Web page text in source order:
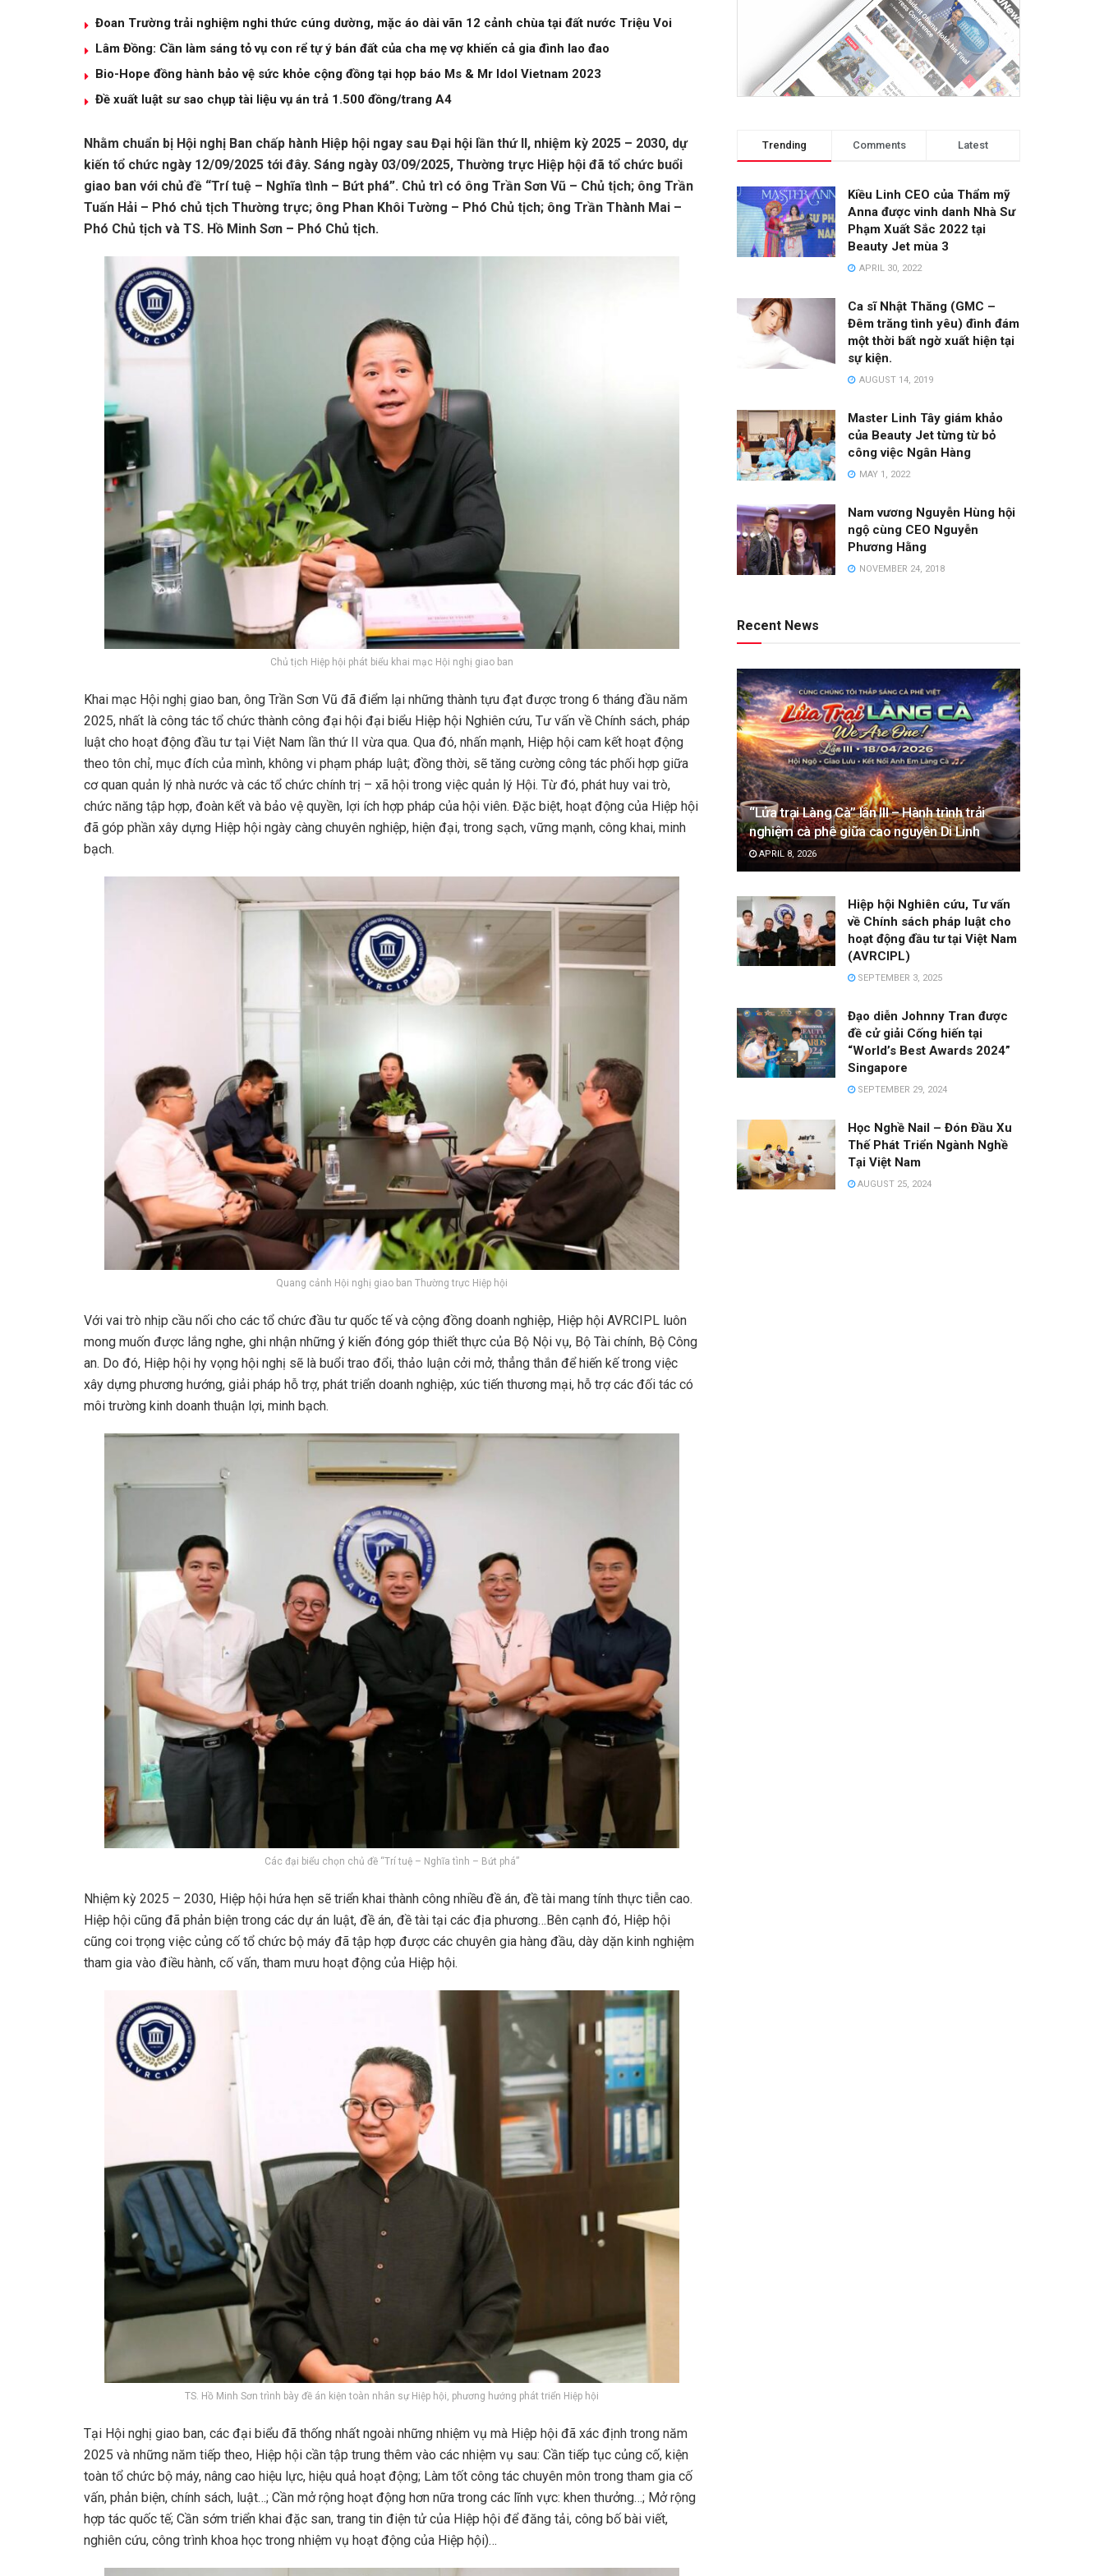
Đoan Trường trải nghiệm nghi thức cúng dường, mặc áo dài vãn 12 cảnh chùa tại đất nước Triệu Voi
Lâm Đồng: Cần làm sáng tỏ vụ con rể tự ý bán đất của cha mẹ vợ khiến cả gia đình lao đao
Bio-Hope đồng hành bảo vệ sức khỏe cộng đồng tại họp báo Ms & Mr Idol Vietnam 2023
Đề xuất luật sư sao chụp tài liệu vụ án trả 1.500 đồng/trang A4
Nhằm chuẩn bị Hội nghị Ban chấp hành Hiệp hội ngay sau Đại hội lần thứ II, nhiệm kỳ 2025 – 2030, dự
kiến tổ chức ngày 12/09/2025 tới đây. Sáng ngày 03/09/2025, Thường trực Hiệp hội đã tổ chức buổi
giao ban với chủ đề “Trí tuệ – Nghĩa tình – Bứt phá”. Chủ trì có ông Trần Sơn Vũ – Chủ tịch; ông Trần
Tuấn Hải – Phó chủ tịch Thường trực; ông Phan Khôi Tường – Phó Chủ tịch; ông Trần Thành Mai –
Phó Chủ tịch và TS. Hồ Minh Sơn – Phó Chủ tịch.
Chủ tịch Hiệp hội phát biểu khai mạc Hội nghị giao ban
Khai mạc Hội nghị giao ban, ông Trần Sơn Vũ đã điểm lại những thành tựu đạt được trong 6 tháng đầu năm
2025, nhất là công tác tổ chức thành công đại hội đại biểu Hiệp hội Nghiên cứu, Tư vấn về Chính sách, pháp
luật cho hoạt động đầu tư tại Việt Nam lần thứ II vừa qua. Qua đó, nhấn mạnh, Hiệp hội cam kết hoạt động
theo tôn chỉ, mục đích của mình, không vi phạm pháp luật; đồng thời, sẽ tăng cường công tác phối hợp giữa
cơ quan quản lý nhà nước và các tổ chức chính trị – xã hội trong việc quản lý Hội. Từ đó, phát huy vai trò,
chức năng tập hợp, đoàn kết và bảo vệ quyền, lợi ích hợp pháp của hội viên. Đặc biệt, hoạt động của Hiệp hội
đã góp phần xây dựng Hiệp hội ngày càng chuyên nghiệp, hiện đại, trong sạch, vững mạnh, công khai, minh
bạch.
Quang cảnh Hội nghị giao ban Thường trực Hiệp hội
Với vai trò nhịp cầu nối cho các tổ chức đầu tư quốc tế và cộng đồng doanh nghiệp, Hiệp hội AVRCIPL luôn
mong muốn được lắng nghe, ghi nhận những ý kiến đóng góp thiết thực của Bộ Nội vụ, Bộ Tài chính, Bộ Công
an. Do đó, Hiệp hội hy vọng hội nghị sẽ là buổi trao đổi, thảo luận cởi mở, thẳng thắn để hiến kế trong việc
xây dựng phương hướng, giải pháp hỗ trợ, phát triển doanh nghiệp, xúc tiến thương mại, hỗ trợ các đối tác có
môi trường kinh doanh thuận lợi, minh bạch.
Các đại biểu chọn chủ đề “Trí tuệ – Nghĩa tình – Bứt phá”
Nhiệm kỳ 2025 – 2030, Hiệp hội hứa hẹn sẽ triển khai thành công nhiều đề án, đề tài mang tính thực tiễn cao.
Hiệp hội cũng đã phản biện trong các dự án luật, đề án, đề tài tại các địa phương…Bên cạnh đó, Hiệp hội
cũng coi trọng việc củng cố tổ chức bộ máy đã tập hợp được các chuyên gia hàng đầu, dày dặn kinh nghiệm
tham gia vào điều hành, cố vấn, tham mưu hoạt động của Hiệp hội.
TS. Hồ Minh Sơn trình bày đề án kiện toàn nhân sự Hiệp hội, phương hướng phát triển Hiệp hội
Tại Hội nghị giao ban, các đại biểu đã thống nhất ngoài những nhiệm vụ mà Hiệp hội đã xác định trong năm
2025 và những năm tiếp theo, Hiệp hội cần tập trung thêm vào các nhiệm vụ sau: Cần tiếp tục củng cố, kiện
toàn tổ chức bộ máy, nâng cao hiệu lực, hiệu quả hoạt động; Làm tốt công tác chuyên môn trong tham gia cố
vấn, phản biện, chính sách, luật…; Cần mở rộng hoạt động hơn nữa trong các lĩnh vực: khen thưởng…; Mở rộng
hợp tác quốc tế; Cần sớm triển khai đặc san, trang tin điện tử của Hiệp hội để đăng tải, công bố bài viết,
nghiên cứu, công trình khoa học trong nhiệm vụ hoạt động của Hiệp hội)…
Trending Comments Latest
Kiều Linh CEO của Thẩm mỹ
Anna được vinh danh Nhà Sư
Phạm Xuất Sắc 2022 tại
Beauty Jet mùa 3
APRIL 30, 2022
Ca sĩ Nhật Thăng (GMC –
Đêm trăng tình yêu) đình đám
một thời bất ngờ xuất hiện tại
sự kiện.
AUGUST 14, 2019
Master Linh Tây giám khảo
của Beauty Jet từng từ bỏ
công việc Ngân Hàng
MAY 1, 2022
Nam vương Nguyễn Hùng hội
ngộ cùng CEO Nguyễn
Phương Hằng
NOVEMBER 24, 2018
Recent News
“Lửa trại Làng Cà” lần III – Hành trình trải
nghiệm cà phê giữa cao nguyên Di Linh
APRIL 8, 2026
Hiệp hội Nghiên cứu, Tư vấn
về Chính sách pháp luật cho
hoạt động đầu tư tại Việt Nam
(AVRCIPL)
SEPTEMBER 3, 2025
Đạo diễn Johnny Tran được
đề cử giải Cống hiến tại
“World’s Best Awards 2024”
Singapore
SEPTEMBER 29, 2024
Học Nghề Nail – Đón Đầu Xu
Thế Phát Triển Ngành Nghề
Tại Việt Nam
AUGUST 25, 2024